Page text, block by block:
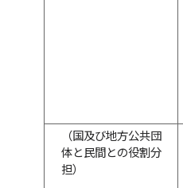
（国及び地方公共団
体と民間との役割分
担）